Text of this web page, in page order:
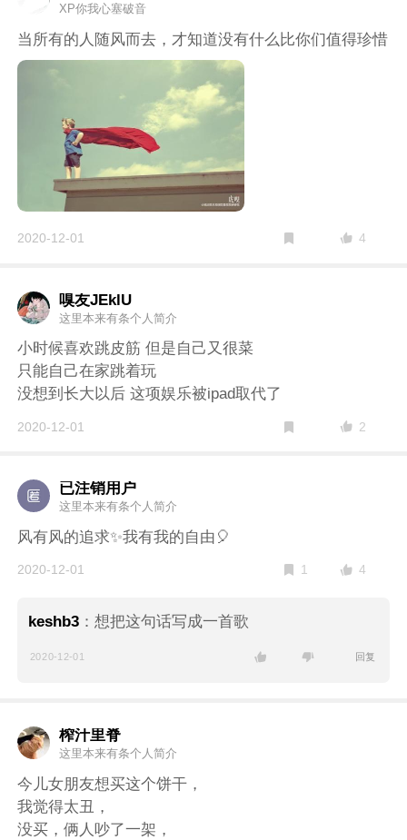
XP你我心塞破音
当所有的人随风而去，才知道没有什么比你们值得珍惜
2020-12-01 4
嗅友JEklU
这里本来有条个人简介
小时候喜欢跳皮筋 但是自己又很菜
只能自己在家跳着玩
没想到长大以后 这项娱乐被ipad取代了
2020-12-01 2
已注销用户
这里本来有条个人简介
风有风的追求✨我有我的自由🎈
2020-12-01 1 4
keshb3 ：想把这句话写成一首歌
2020-12-01 回复
榨汁里脊
这里本来有条个人简介
今儿女朋友想买这个饼干，
我觉得太丑，
没买，俩人吵了一架，